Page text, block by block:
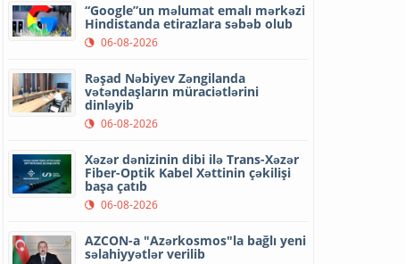
“Google”un məlumat emalı mərkəzi
Hindistanda etirazlara səbəb olub
06-08-2026
Rəşad Nəbiyev Zəngilanda
vətəndaşların müraciətlərini
dinləyib
06-08-2026
Xəzər dənizinin dibi ilə Trans-Xəzər
Fiber-Optik Kabel Xəttinin çəkilişi
başa çatıb
06-08-2026
AZCON-a "Azərkosmos"la bağlı yeni
səlahiyyətlər verilib